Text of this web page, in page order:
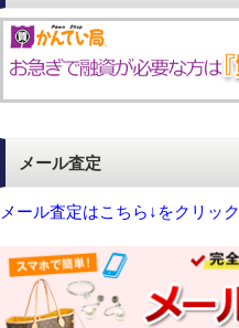
メール査定
メール査定はこちら↓をクリック